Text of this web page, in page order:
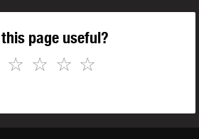
page useful?
☆
☆
☆
☆